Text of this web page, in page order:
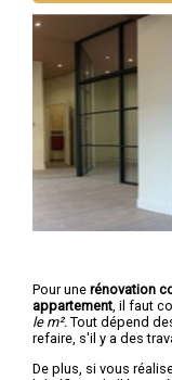
Pour une rénovation
appartement , il faut
le m². Tout dépend
refaire, s'il y a des
De plus, si vous